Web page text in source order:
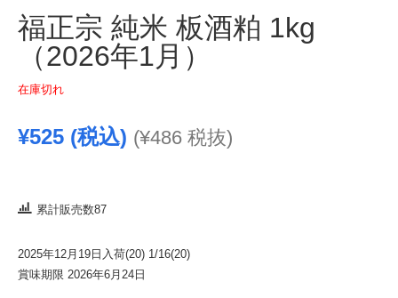
福正宗 純米 板酒粕 1kg
（2026年1月）
在庫切れ
¥525 (税込) (¥486 税抜)
累計販売数87
2025年12月19日入荷(20) 1/16(20)
賞味期限 2026年6月24日